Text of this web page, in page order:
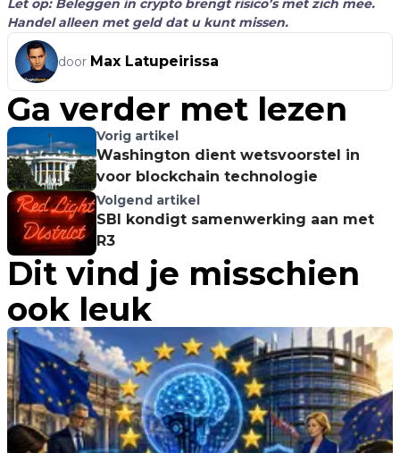
Let op: Beleggen in crypto brengt risico’s met zich mee.
Handel alleen met geld dat u kunt missen.
door Max Latupeirissa
Ga verder met lezen
Vorig artikel
Washington dient wetsvoorstel in
voor blockchain technologie
Volgend artikel
SBI kondigt samenwerking aan met
R3
Dit vind je misschien
ook leuk